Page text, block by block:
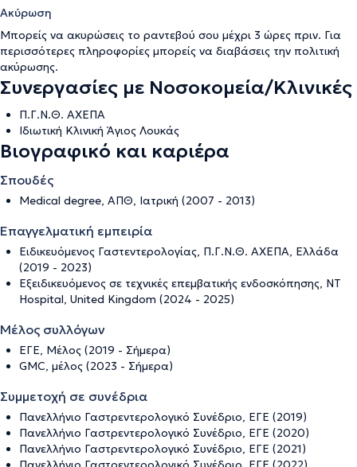
Ακύρωση
Μπορείς να ακυρώσεις το ραντεβού σου μέχρι 3 ώρες πριν. Για
περισσότερες πληροφορίες μπορείς να διαβάσεις την πολιτική
ακύρωσης.
Συνεργασίες με Νοσοκομεία/Κλινικές
Π.Γ.Ν.Θ. ΑΧΕΠΑ
Ιδιωτική Κλινική Άγιος Λουκάς
Βιογραφικό και καριέρα
Σπουδές
Medical degree, ΑΠΘ, Ιατρική (2007 - 2013)
Επαγγελματική εμπειρία
Ειδικευόμενος Γαστεντερολογίας, Π.Γ.Ν.Θ. ΑΧΕΠΑ, Ελλάδα
(2019 - 2023)
Εξειδικευόμενος σε τεχνικές επεμβατικής ενδοσκόπησης, NT
Hospital, United Kingdom (2024 - 2025)
Μέλος συλλόγων
ΕΓΕ, Μέλος (2019 - Σήμερα)
GMC, μέλος (2023 - Σήμερα)
Συμμετοχή σε συνέδρια
Πανελλήνιο Γαστρεντερολογικό Συνέδριο, ΕΓΕ (2019)
Πανελλήνιο Γαστρεντερολογικό Συνέδριο, ΕΓΕ (2020)
Πανελλήνιο Γαστρεντερολογικό Συνέδριο, ΕΓΕ (2021)